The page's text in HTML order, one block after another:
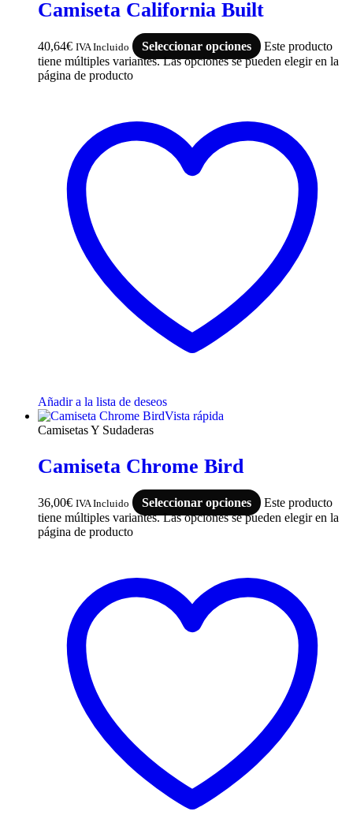
Camiseta California Built
40,64€ IVA Incluido Seleccionar opciones
Este producto
tiene múltiples variantes. Las opciones se pueden elegir en la
página de producto
Añadir a la lista de deseos
Vista rápida
Camisetas Y Sudaderas
Camiseta Chrome Bird
36,00€ IVA Incluido Seleccionar opciones
Este producto
tiene múltiples variantes. Las opciones se pueden elegir en la
página de producto